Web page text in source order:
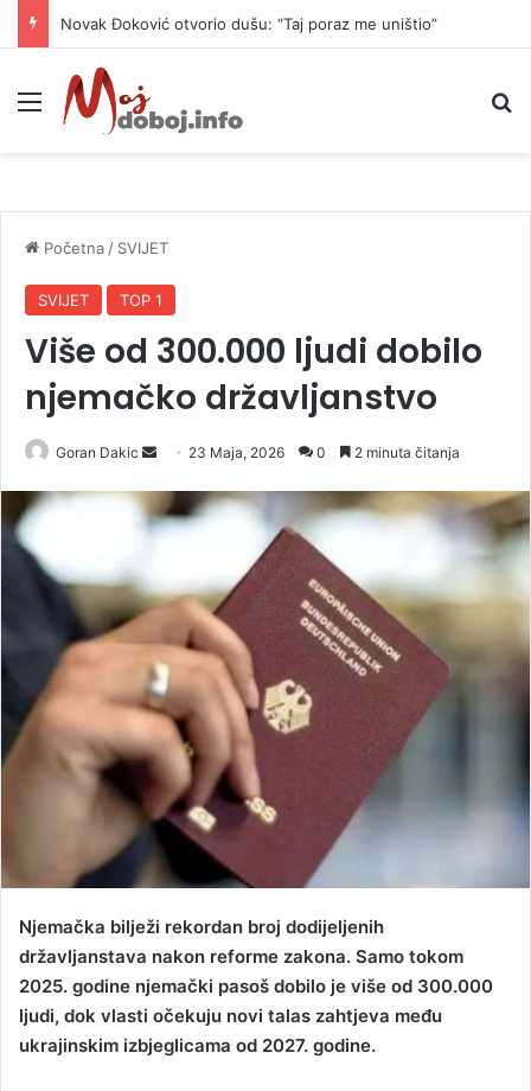
Novak Đoković otvorio dušu: “Taj poraz me uništio”
Meni
Početna / SVIJET
SVIJET TOP 1
Više od 300.000 ljudi dobilo
njemačko državljanstvo
Goran Dakic
n
d
n
m
a
i
l
23 Maja, 2026 0 2 minuta čitanja
Njemačka bilježi rekordan broj dodijeljenih
državljanstava nakon reforme zakona. Samo tokom
2025. godine njemački pasoš dobilo je više od 300.000
ljudi, dok vlasti očekuju novi talas zahtjeva među
ukrajinskim izbjeglicama od 2027. godine.